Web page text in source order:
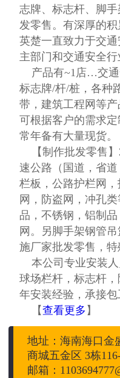
志牌、标志杆、脚
发零售。有深厚的积
英楚一直致力于交
主部门和交通安全行
产品有~1店…交通
标志牌/杆/桩，各种
带，建筑工程网等产
可根据客户的需求
常年备有大量现货。
【制作批发零售】
速公路（国道，省
栏板，公路护栏网
网，防盗网，冲孔
品，不锈钢，铝制
网。另脚手架钢管
施厂家批发零售，特
本公司专业安装人
球场栏杆，标志杆
年安装经验，承接包
【查看更多 】
地址：海南海口金
商城五金区 3栋
邮箱：